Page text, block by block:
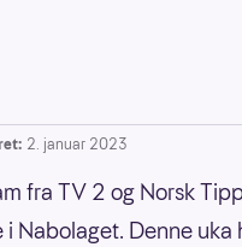
2. januar 2023
fra TV 2 og Norsk
Nabolaget. Denne